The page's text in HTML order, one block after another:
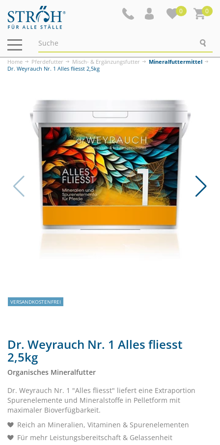
0 0
Navigation
ein-/ausblenden
Home Pferdefutter Misch- & Ergänzungsfutter
Mineralfuttermittel
Dr. Weyrauch Nr. 1 Alles fliesst 2,5kg
VERSANDKOSTENFREI
Dr. Weyrauch Nr. 1 Alles fliesst
2,5kg
Organisches Mineralfutter
Dr. Weyrauch Nr. 1 "Alles fliesst" liefert eine Extraportion
Spurenelemente und Mineralstoffe in Pelletform mit
maximaler Bioverfügbarkeit.
Reich an Mineralien, Vitaminen & Spurenelementen
Für mehr Leistungsbereitschaft & Gelassenheit